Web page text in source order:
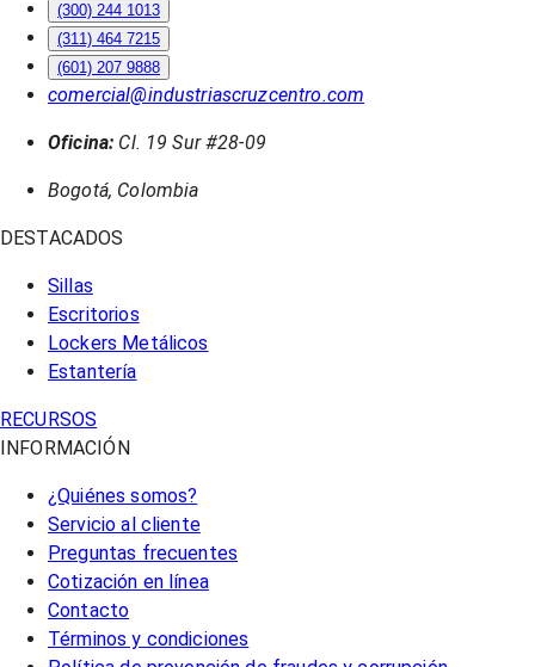
(300) 244 1013
(311) 464 7215
(601) 207 9888
comercial@industriascruzcentro.com
Oficina: Cl. 19 Sur #28-09
Bogotá, Colombia
DESTACADOS
Sillas
Escritorios
Lockers Metálicos
Estantería
RECURSOS
INFORMACIÓN
¿Quiénes somos?
Servicio al cliente
Preguntas frecuentes
Cotización en línea
Contacto
Términos y condiciones